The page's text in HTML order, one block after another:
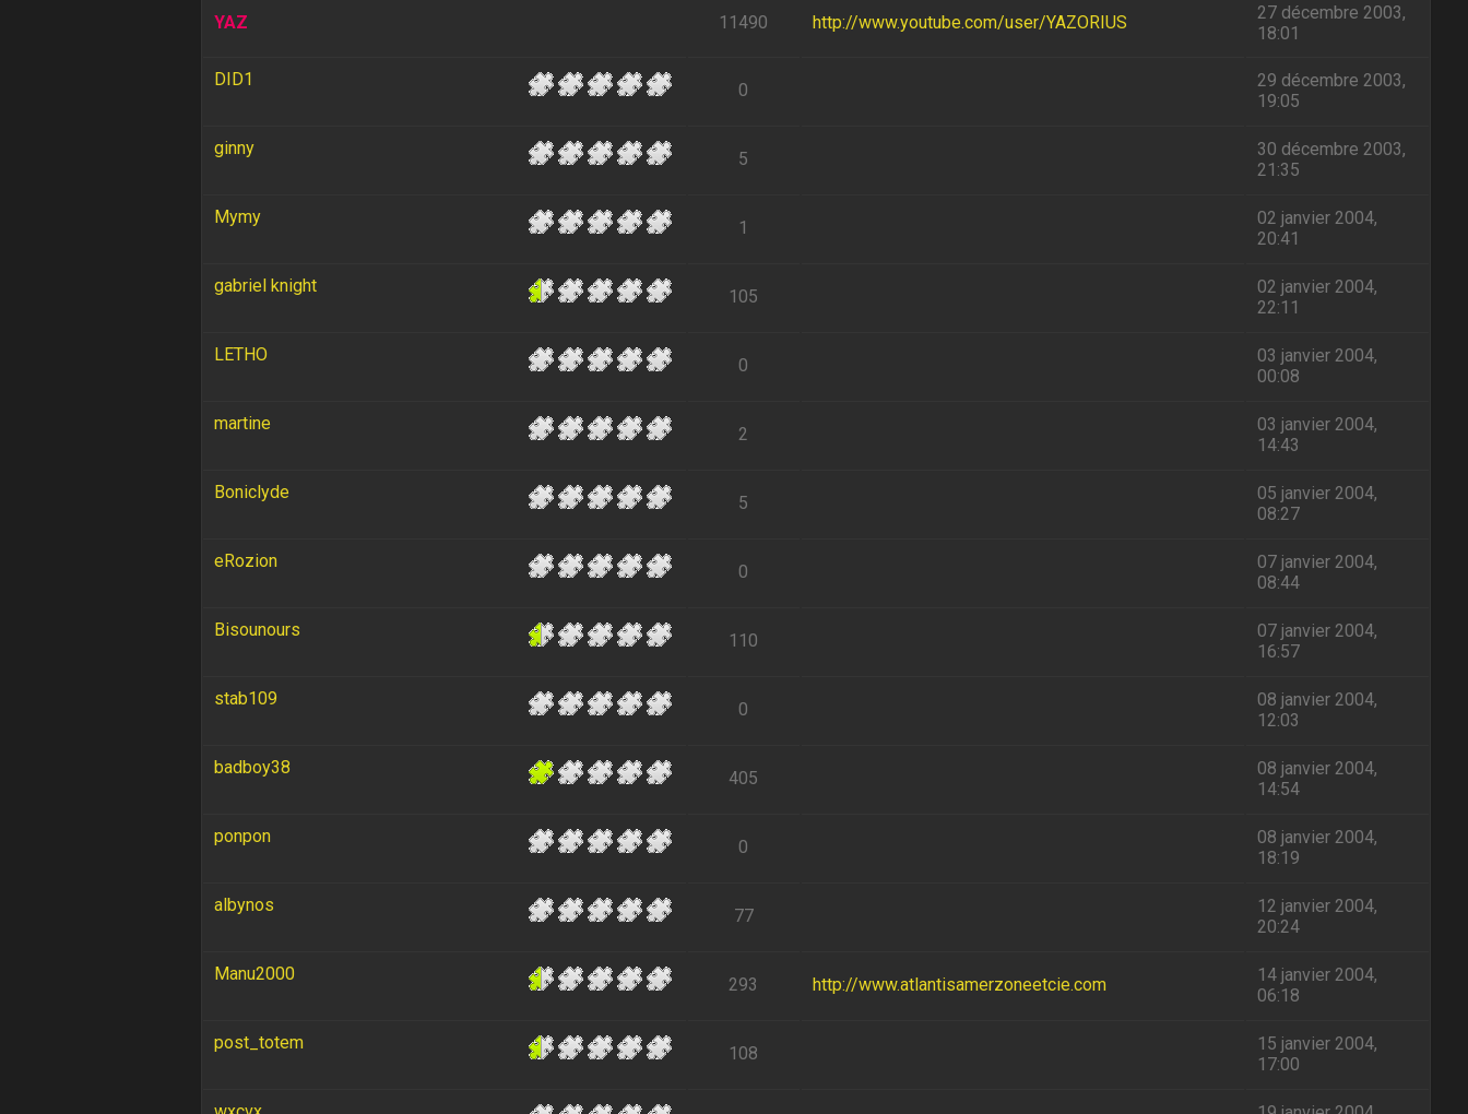
YAZ 11490 http://www.youtube.com/user/YAZORIUS
27 décembre 2003,
18:01
DID1
0
29 décembre 2003,
19:05
ginny
5
30 décembre 2003,
21:35
Mymy
1
02 janvier 2004,
20:41
gabriel knight
105
02 janvier 2004,
22:11
LETHO
0
03 janvier 2004,
00:08
martine
2
03 janvier 2004,
14:43
Boniclyde
5
05 janvier 2004,
08:27
eRozion
0
07 janvier 2004,
08:44
Bisounours
110
07 janvier 2004,
16:57
stab109
0
08 janvier 2004,
12:03
badboy38
405
08 janvier 2004,
14:54
ponpon
0
08 janvier 2004,
18:19
albynos
77
12 janvier 2004,
20:24
Manu2000
293 http://www.atlantisamerzoneetcie.com
14 janvier 2004,
06:18
post_totem
108
15 janvier 2004,
17:00